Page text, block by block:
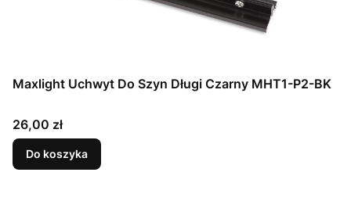
Maxlight Uchwyt Do Szyn Długi Czarny MHT1-P2-BK
Cena
26,00 zł
Do koszyka